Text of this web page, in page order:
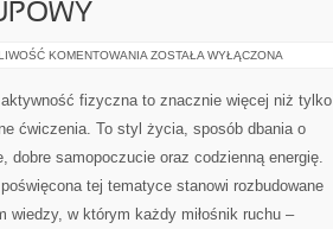
KOMENTOWANIA AEROBIK
GRUPOWY
ZOSTAŁA WYŁĄCZONA
fizyczna to znacznie więcej niż tylko
ćwiczenia. To styl życia, sposób dbania o
dobre samopoczucie oraz codzienną energię.
tej tematyce stanowi rozbudowane
wiedzy, w którym każdy miłośnik ruchu –